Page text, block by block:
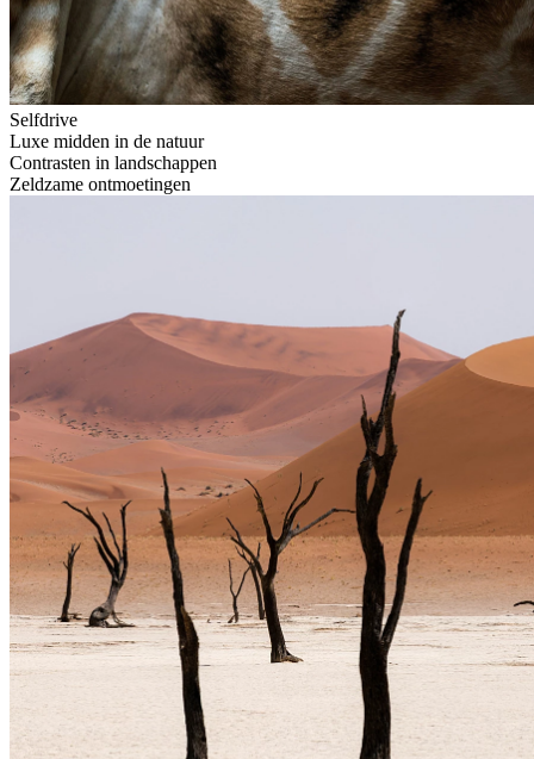
Selfdrive
Luxe midden in de natuur
Contrasten in landschappen
Zeldzame ontmoetingen